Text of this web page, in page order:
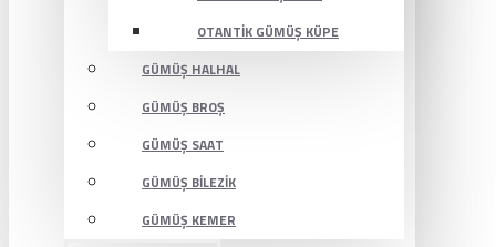
OTANTIK GÜMÜŞ KÜPE
GÜMÜŞ HALHAL
GÜMÜŞ BROŞ
GÜMÜŞ SAAT
GÜMÜŞ BILEZIK
GÜMÜŞ KEMER